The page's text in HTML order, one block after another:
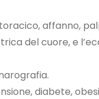
affanno,
del cuore, e
diabete,